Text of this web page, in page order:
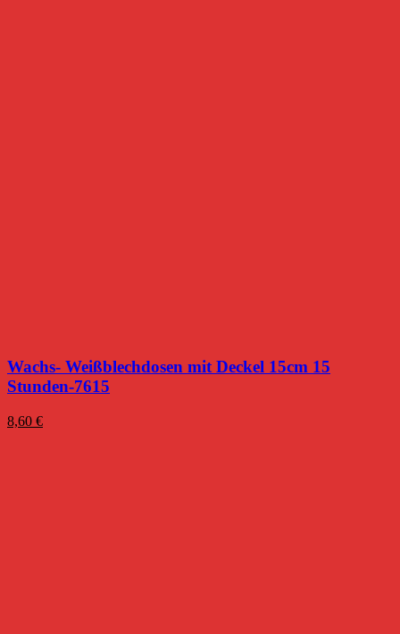
Wachs- Weißblechdosen mit Deckel 15cm 15
Stunden-7615
8,60 €